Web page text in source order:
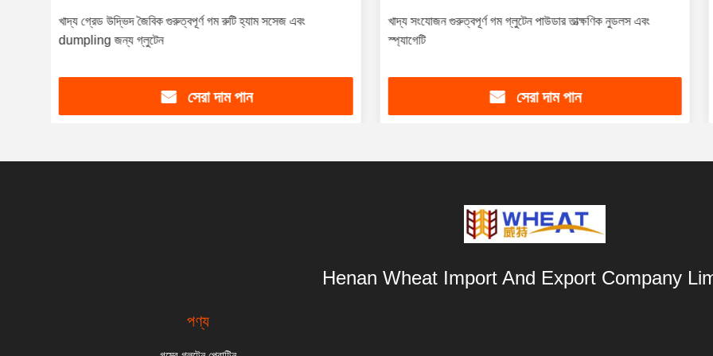
খাদ্য গ্রেড উদ্ভিদ জৈবিক গুরুত্বপূর্ণ গম রুটি হ্যাম সসেজ এবং
dumpling জন্য গ্লুটেন
সেরা দাম পান
খাদ্য সংযোজন গুরুত্বপূর্ণ গম গ্লুটেন পাউডার তাত্ক্ষণিক নুডলস এবং
স্প্যাগেটি
সেরা দাম পান
Henan Wheat Import And Export Company
পণ্য